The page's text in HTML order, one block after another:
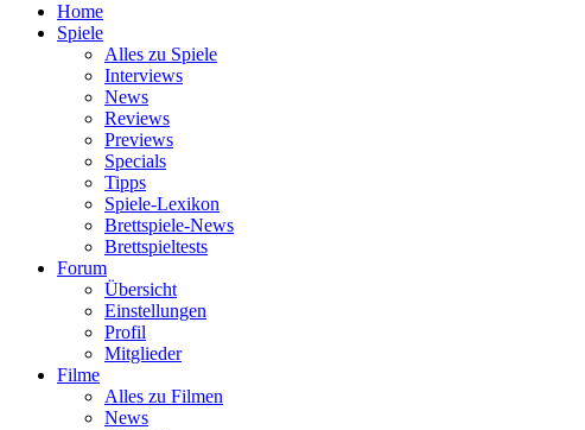
Home
Spiele
Alles zu Spiele
Interviews
News
Reviews
Previews
Specials
Tipps
Spiele-Lexikon
Brettspiele-News
Brettspieltests
Forum
Übersicht
Einstellungen
Profil
Mitglieder
Filme
Alles zu Filmen
News